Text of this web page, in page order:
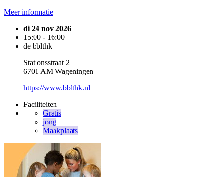
Meer informatie
di 24 nov 2026
15:00 - 16:00
de bblthk
Stationsstraat 2
6701 AM Wageningen
https://www.bblthk.nl
Faciliteiten
Gratis
jong
Maakplaats